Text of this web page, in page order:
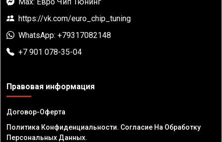
https://vk.com/euro_chip_tuning
WhatsApp: +79317082148
+7 901 078-35-04
Правовая информация
Договор-Оферта
Политика Конфиденциальности. Согласие На Обработку
Персональных Данных.